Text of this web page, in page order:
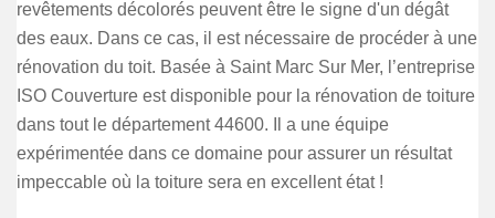
revêtements décolorés peuvent être le signe d'un dégât
des eaux. Dans ce cas, il est nécessaire de procéder à une
rénovation du toit. Basée à Saint Marc Sur Mer, l’entreprise
ISO Couverture est disponible pour la rénovation de toiture
dans tout le département 44600. Il a une équipe
expérimentée dans ce domaine pour assurer un résultat
impeccable où la toiture sera en excellent état !